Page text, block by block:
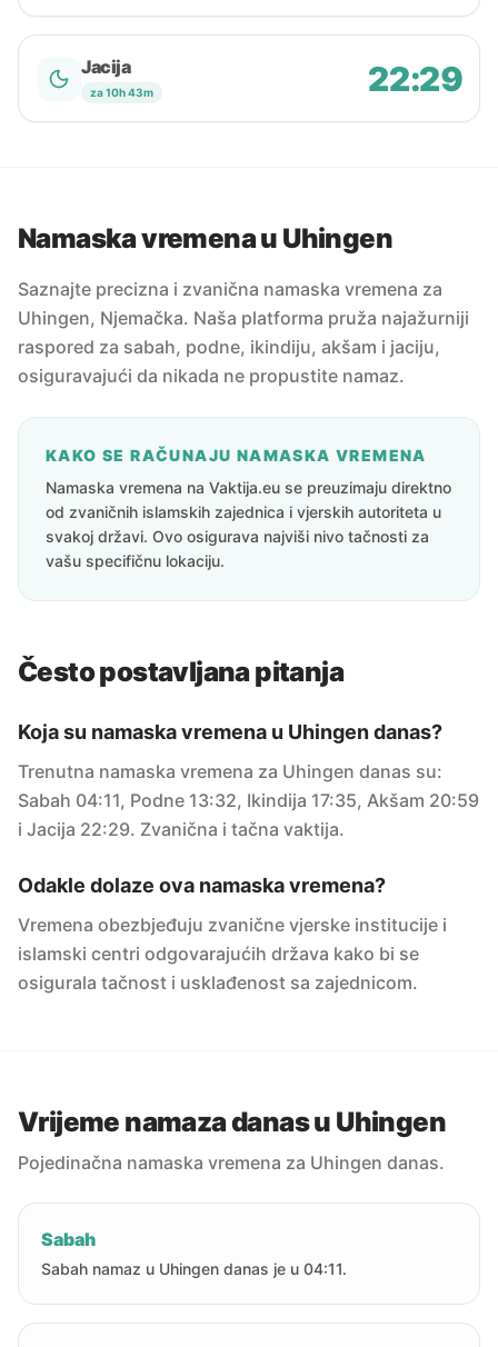
Jacija
za 10h 43m 22:29
Namaska vremena u Uhingen
Saznajte precizna i zvanična namaska vremena za
Uhingen, Njemačka. Naša platforma pruža najažurniji
raspored za sabah, podne, ikindiju, akšam i jaciju,
osiguravajući da nikada ne propustite namaz.
KAKO SE RAČUNAJU NAMASKA VREMENA
Namaska vremena na Vaktija.eu se preuzimaju direktno
od zvaničnih islamskih zajednica i vjerskih autoriteta u
svakoj državi. Ovo osigurava najviši nivo tačnosti za
vašu specifičnu lokaciju.
Često postavljana pitanja
Koja su namaska vremena u Uhingen danas?
Trenutna namaska vremena za Uhingen danas su:
Sabah 04:11, Podne 13:32, Ikindija 17:35, Akšam 20:59
i Jacija 22:29. Zvanična i tačna vaktija.
Odakle dolaze ova namaska vremena?
Vremena obezbjeđuju zvanične vjerske institucije i
islamski centri odgovarajućih država kako bi se
osigurala tačnost i usklađenost sa zajednicom.
Vrijeme namaza danas u Uhingen
Pojedinačna namaska vremena za Uhingen danas.
Sabah
Sabah namaz u Uhingen danas je u 04:11.